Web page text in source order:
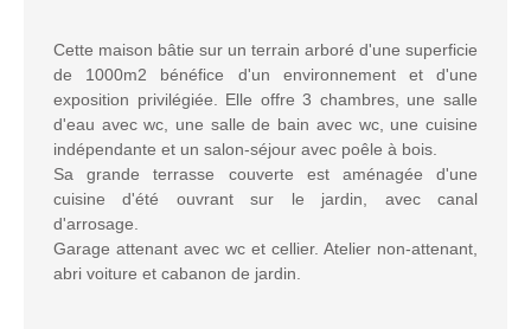
Cette maison bâtie sur un terrain arboré d'une superficie
de 1000m2 bénéfice d'un environnement et d'une
exposition privilégiée. Elle offre 3 chambres, une salle
d'eau avec wc, une salle de bain avec wc, une cuisine
indépendante et un salon-séjour avec poêle à bois.
Sa grande terrasse couverte est aménagée d'une
cuisine d'été ouvrant sur le jardin, avec canal
d'arrosage.
Garage attenant avec wc et cellier. Atelier non-attenant,
abri voiture et cabanon de jardin.